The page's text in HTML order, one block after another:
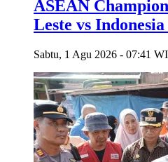
ASEAN
Leste vs Indonesia
Sabtu, 1 Agu 2026 - 07:41